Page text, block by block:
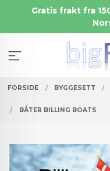
Gratis frakt fra
FORSIDE BYGGESETT
BÅTER BILLING BOATS